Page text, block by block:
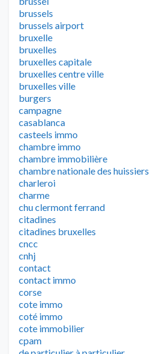
brussels
brussels airport
bruxelle
bruxelles
bruxelles capitale
bruxelles centre ville
bruxelles ville
burgers
campagne
casablanca
casteels immo
chambre immo
chambre immobilière
chambre nationale des huissiers
charleroi
charme
chu clermont ferrand
citadines
citadines bruxelles
cncc
cnhj
contact
contact immo
corse
cote immo
coté immo
cote immobilier
cpam